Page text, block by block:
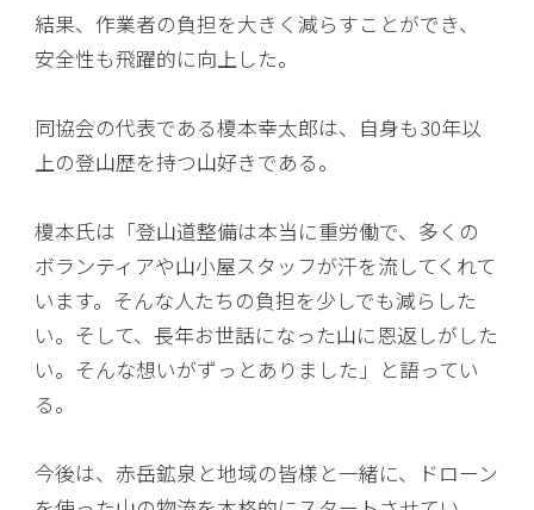
結果、作業者の負担を大きく減らすことができ、
安全性も飛躍的に向上した。
同協会の代表である榎本幸太郎は、自身も30年以
上の登山歴を持つ山好きである。
榎本氏は「登山道整備は本当に重労働で、多くの
ボランティアや山小屋スタッフが汗を流してくれて
います。そんな人たちの負担を少しでも減らした
い。そして、長年お世話になった山に恩返しがした
い。そんな想いがずっとありました」と語ってい
る。
今後は、赤岳鉱泉と地域の皆様と一緒に、ドローン